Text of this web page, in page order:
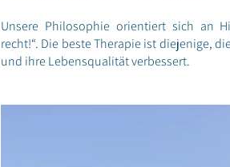
Unsere Philosophie orientiert sich an
recht!“. Die beste Therapie ist diejenige,
und ihre Lebensqualität verbessert.